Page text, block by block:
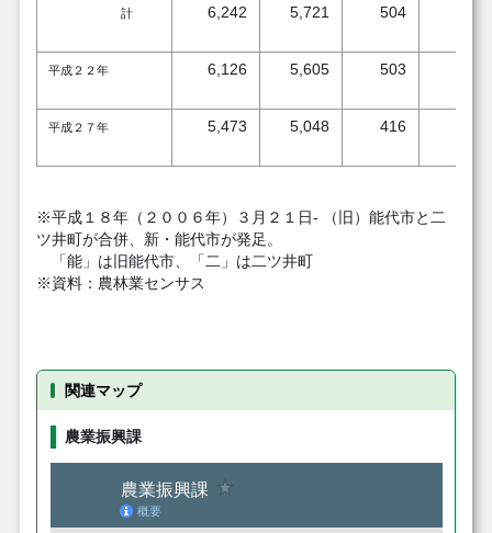
計
6,242
5,721
504
平成２２年 6,126 5,605 503
平成２７年 5,473 5,048 416
※平成１８年（２００６年）３月２１日- （旧）能代市と二
ツ井町が合併、新・能代市が発足。
「能」は旧能代市、「二」は二ツ井町
※資料：農林業センサス
関連マップ
農業振興課